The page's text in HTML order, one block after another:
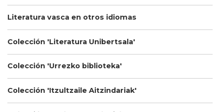
Literatura vasca en otros idiomas
Colección 'Literatura Unibertsala'
Colección 'Urrezko biblioteka'
Colección 'Itzultzaile Aitzindariak'